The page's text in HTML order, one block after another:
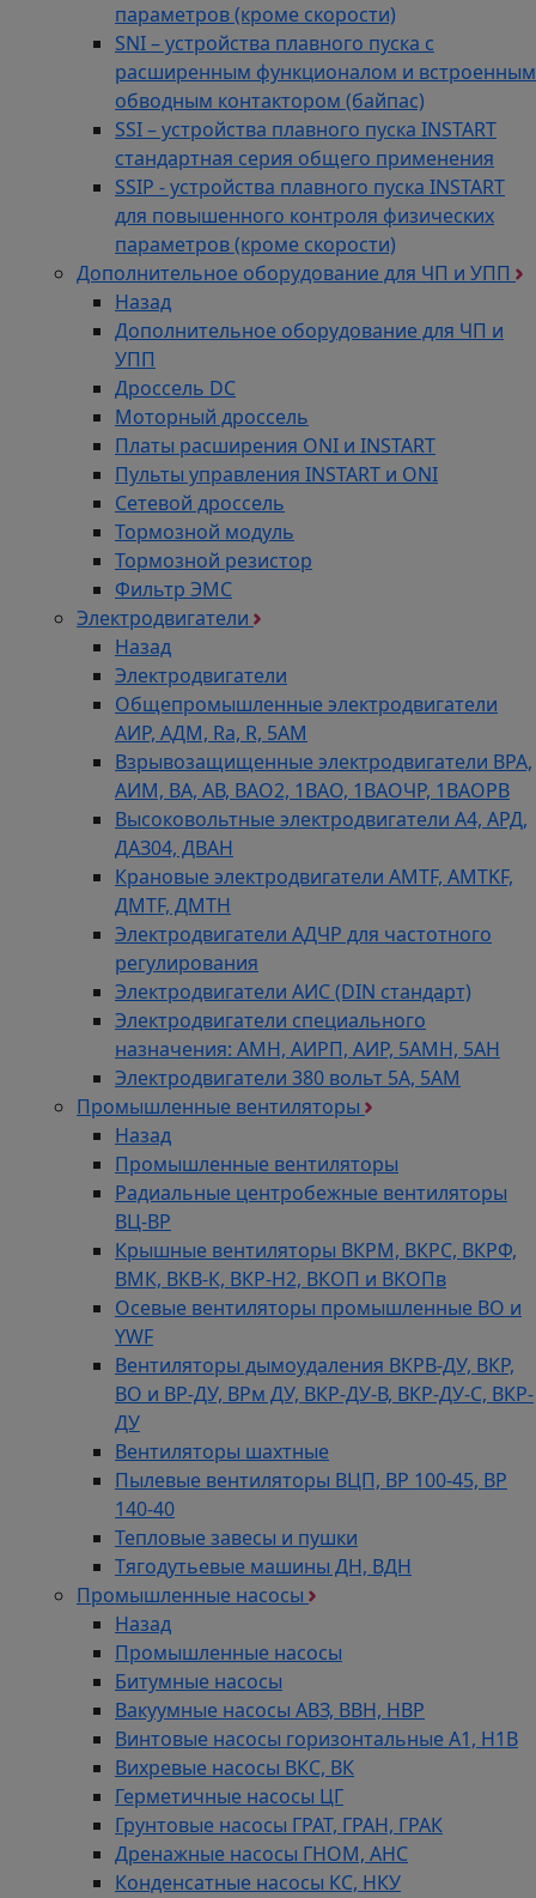
параметров (кроме скорости)
SNI – устройства плавного пуска с
расширенным функционалом и встроенным
обводным контактором (байпас)
SSI – устройства плавного пуска INSTART
стандартная серия общего применения
SSIP - устройства плавного пуска INSTART
для повышенного контроля физических
параметров (кроме скорости)
Дополнительное оборудование для ЧП и УПП
Назад
Дополнительное оборудование для ЧП и
УПП
Дроссель DC
Моторный дроссель
Платы расширения ONI и INSTART
Пульты управления INSTART и ONI
Сетевой дроссель
Тормозной модуль
Тормозной резистор
Фильтр ЭМС
Электродвигатели
Назад
Электродвигатели
Общепромышленные электродвигатели
АИР, АДМ, Ra, R, 5AM
Взрывозащищенные электродвигатели ВРА,
АИМ, ВА, АВ, ВАO2, 1ВАО, 1ВАОЧР, 1ВАОРВ
Высоковольтные электродвигатели A4, АРД,
ДАЗ04, ДВАН
Крановые электродвигатели AMTF, AMTKF,
ДMTF, ДМТН
Электродвигатели АДЧР для частотного
регулирования
Электродвигатели АИС (DIN стандарт)
Электродвигатели специального
назначения: АМН, АИРП, АИР, 5АМН, 5АН
Электродвигатели 380 вольт 5А, 5АМ
Промышленные вентиляторы
Назад
Промышленные вентиляторы
Радиальные центробежные вентиляторы
ВЦ-ВР
Крышные вентиляторы ВКРМ, ВКРС, ВКРФ,
ВМК, ВКВ-К, ВКР-Н2, ВКОП и ВКОПв
Осевые вентиляторы промышленные ВО и
YWF
Вентиляторы дымоудаления ВКРВ-ДУ, ВКР,
ВО и ВР-ДУ, ВРм ДУ, ВКР-ДУ-В, ВКР-ДУ-С, ВКР-
ДУ
Вентиляторы шахтные
Пылевые вентиляторы ВЦП, ВР 100-45, ВР
140-40
Тепловые завесы и пушки
Тягодутьевые машины ДН, ВДН
Промышленные насосы
Назад
Промышленные насосы
Битумные насосы
Вакуумные насосы АВЗ, ВВН, НВР
Винтовые насосы горизонтальные А1, Н1В
Вихревые насосы ВКС, ВК
Герметичные насосы ЦГ
Грунтовые насосы ГРАТ, ГРАН, ГРАК
Дренажные насосы ГНОМ, АНС
Конденсатные насосы КС, НКУ